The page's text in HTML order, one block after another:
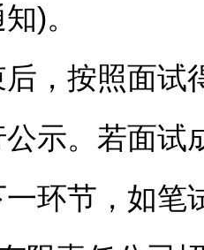
)。
按照面试
示。若面试
环节，如笔